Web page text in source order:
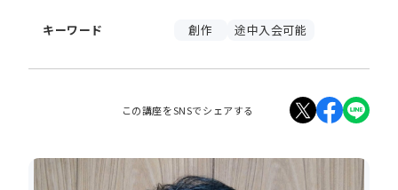
キーワード 創作 途中入会可能
この講座をSNSでシェアする